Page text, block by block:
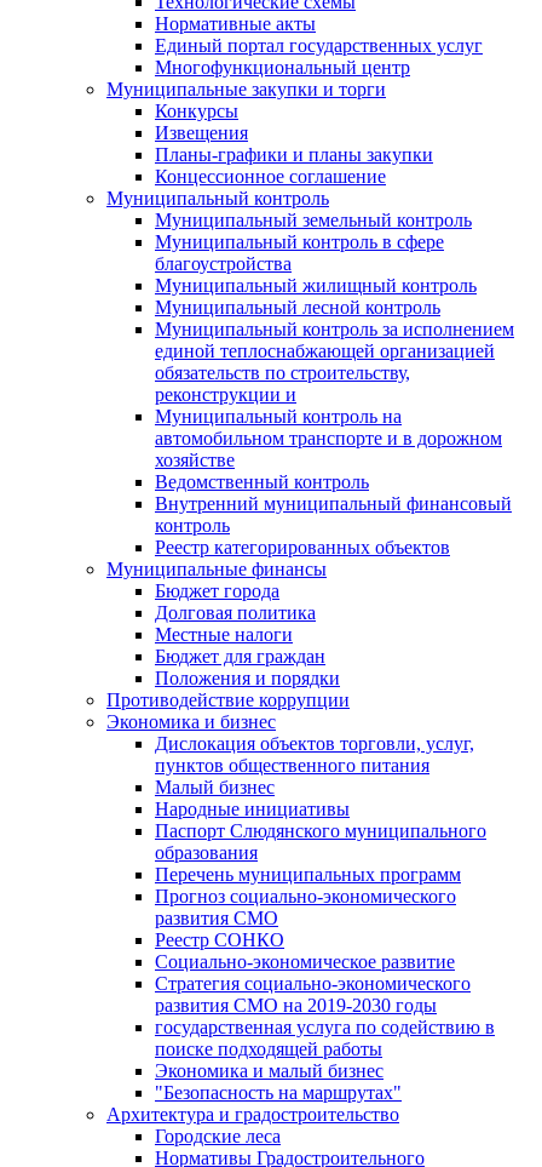
Нормативные акты
Единый портал государственных услуг
Многофункциональный центр
Муниципальные закупки и торги
Конкурсы
Извещения
Планы-графики и планы закупки
Концессионное соглашение
Муниципальный контроль
Муниципальный земельный контроль
Муниципальный контроль в сфере
благоустройства
Муниципальный жилищный контроль
Муниципальный лесной контроль
Муниципальный контроль за исполнением
единой теплоснабжающей организацией
обязательств по строительству,
реконструкции и
Муниципальный контроль на
автомобильном транспорте и в дорожном
хозяйстве
Ведомственный контроль
Внутренний муниципальный финансовый
контроль
Реестр категорированных объектов
Муниципальные финансы
Бюджет города
Долговая политика
Местные налоги
Бюджет для граждан
Положения и порядки
Противодействие коррупции
Экономика и бизнес
Дислокация объектов торговли, услуг,
пунктов общественного питания
Малый бизнес
Народные инициативы
Паспорт Слюдянского муниципального
образования
Перечень муниципальных программ
Прогноз социально-экономического
развития СМО
Реестр СОНКО
Социально-экономическое развитие
Стратегия социально-экономического
развития СМО на 2019-2030 годы
государственная услуга по содействию в
поиске подходящей работы
Экономика и малый бизнес
"Безопасность на маршрутах"
Архитектура и градостроительство
Городские леса
Нормативы Градостроительного